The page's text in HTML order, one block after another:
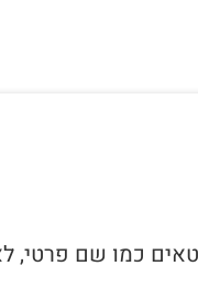
כמו שם פרטי,